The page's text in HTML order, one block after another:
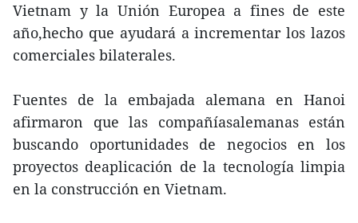
Vietnam y la Unión Europea a fines de este
año,hecho que ayudará a incrementar los lazos
comerciales bilaterales.
Fuentes de la embajada alemana en Hanoi
afirmaron que las compañíasalemanas están
buscando oportunidades de negocios en los
proyectos deaplicación de la tecnología limpia
en la construcción en Vietnam.